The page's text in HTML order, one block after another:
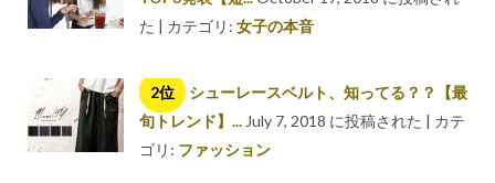
た | カテゴリ: 女子の本音
シューレースベルト、知ってる？？【最
旬トレンド】... July 7, 2018 に投稿された | カテ
ゴリ: ファッション